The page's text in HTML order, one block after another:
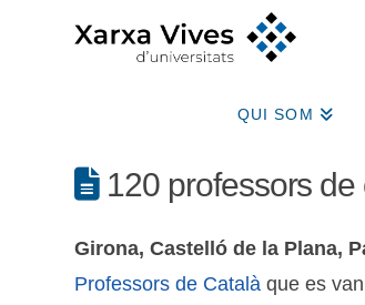
QUI SOM
120 professors de
Girona, Castelló de la Plana,
Professors de Català que es